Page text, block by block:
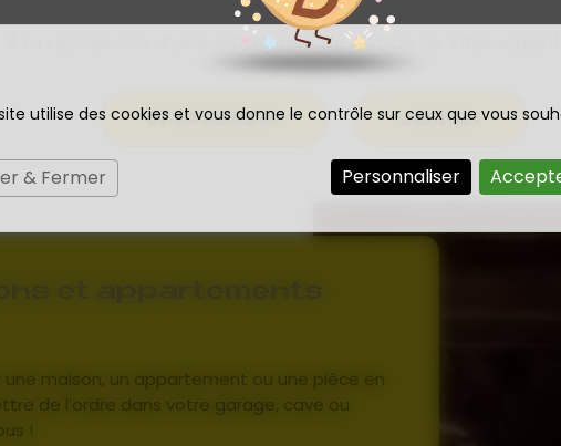
utilise des cookies et vous donne le contrôle sur ceux que vous
& Fermer Personnaliser
À la recherche d’une entreprise de débarras intervenant
07 84 63 03 87 Contact
maison, un appartement ou une pièce en
de l’ordre dans votre garage, cave ou
!